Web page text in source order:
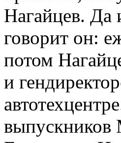
Нагайцев. Да
говорит он:
потом
и